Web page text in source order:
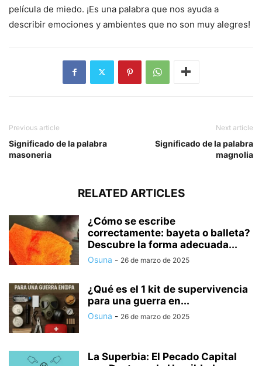
película de miedo. ¡Es una palabra que nos ayuda a
describir emociones y ambientes que no son muy alegres!
Previous article
Significado de la palabra
masoneria
Next article
Significado de la palabra
magnolia
RELATED ARTICLES
¿Cómo se escribe
correctamente: bayeta o balleta?
Descubre la forma adecuada...
Osuna - 26 de marzo de 2025
¿Qué es el 1 kit de supervivencia
para una guerra en...
Osuna - 26 de marzo de 2025
La Superbia: El Pecado Capital